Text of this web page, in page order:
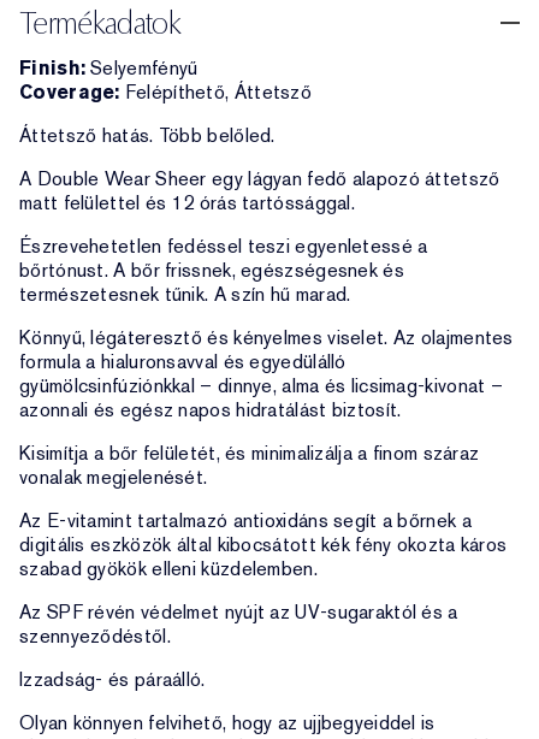
Termékadatok
Finish:Selyemfényű
Coverage: Felépíthető, Áttetsző
Áttetsző hatás. Több belőled.
A Double Wear Sheer egy lágyan fedő alapozó áttetsző
matt felülettel és 12 órás tartóssággal.
Észrevehetetlen fedéssel teszi egyenletessé a
bőrtónust. A bőr frissnek, egészségesnek és
természetesnek tűnik. A szín hű marad.
Könnyű, légáteresztő és kényelmes viselet. Az olajmentes
formula a hialuronsavval és egyedülálló
gyümölcsinfúziónkkal – dinnye, alma és licsimag-kivonat –
azonnali és egész napos hidratálást biztosít.
Kisimítja a bőr felületét, és minimalizálja a finom száraz
vonalak megjelenését.
Az E-vitamint tartalmazó antioxidáns segít a bőrnek a
digitális eszközök által kibocsátott kék fény okozta káros
szabad gyökök elleni küzdelemben.
Az SPF révén védelmet nyújt az UV-sugaraktól és a
szennyeződéstől.
Izzadság- és páraálló.
Olyan könnyen felvihető, hogy az ujjbegyeiddel is